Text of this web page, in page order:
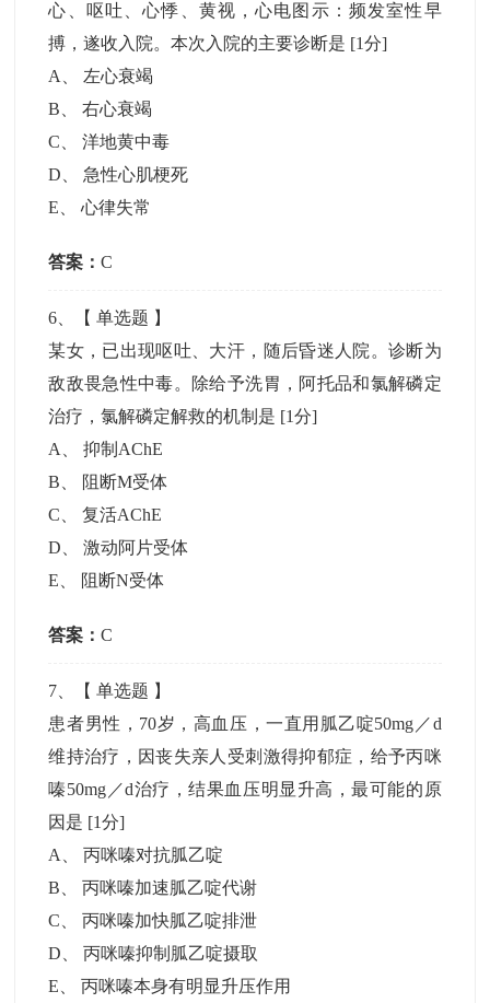
心、呕吐、心悸、黄视，心电图示：频发室性早
搏，遂收入院。本次入院的主要诊断是 [1分]
A
左心衰竭
B 、右心衰竭
C 、洋地黄中毒
D
急性心肌梗死
E 、心律失常
答案：C
6 、【单选题 】
某女，已出现呕吐、大汗，随后昏迷人院。诊断为
敌敌畏急性中毒。除给予洗胃，阿托品和氯解磷定
治疗，氯解磷定解救的机制是 [1分]
A
、抑制AChE
B
阻断M受体
C 、复活AChE
D 、激动阿片受体
E
阻断N受体
答案：C
7 、【单选题 】
患者男性，70岁，高血压，一直用胍乙啶50mg／d
维持治疗，因丧失亲人受刺激得抑郁症，给予丙咪
嗪50mg／d治疗，结果血压明显升高，最可能的原
因是 [1分]
A
、丙咪嗪对抗胍乙啶
B 、丙咪嗪加速胍乙啶代谢
C 、丙咪嗪加快胍乙啶排泄
D 、丙咪嗪抑制胍乙啶摄取
E 、丙咪嗪本身有明显升压作用